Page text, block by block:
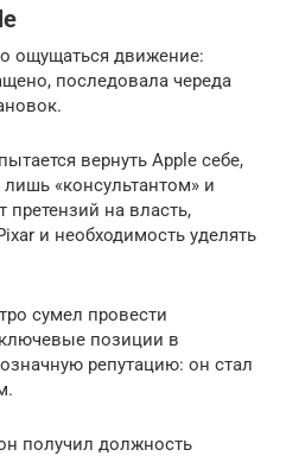
ощущаться движение:
последовала череда
вернуть Apple себе,
«консультантом» и
претензий на власть,
и необходимость уделять
сумел провести
позиции в
репутацию: он стал
получил должность